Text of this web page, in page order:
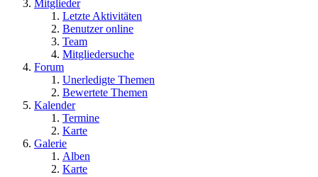
Mitglieder
Letzte Aktivitäten
Benutzer online
Team
Mitgliedersuche
Forum
Unerledigte Themen
Bewertete Themen
Kalender
Termine
Karte
Galerie
Alben
Karte